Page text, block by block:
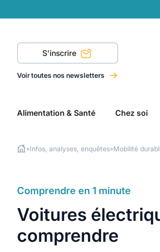
S'inscrire
Voir toutes nos newsletters
Alimentation & Santé
Chez soi
»Infos, analyses, enquêtes»Mobilité
Comprendre en 1 minute
Voitures
comprendre